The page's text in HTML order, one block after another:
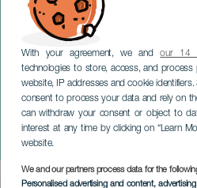
With your agreement, we andour 14
technologies to store, access, and process
website, IP addresses and cookie
consent to process your data and rely on
can withdraw your consent or object to
interest at any time by clicking on “Learn
website.
We and our partners process data for the
Personalised advertising and content,
Le Good Swing
TENERIFE
Imagen